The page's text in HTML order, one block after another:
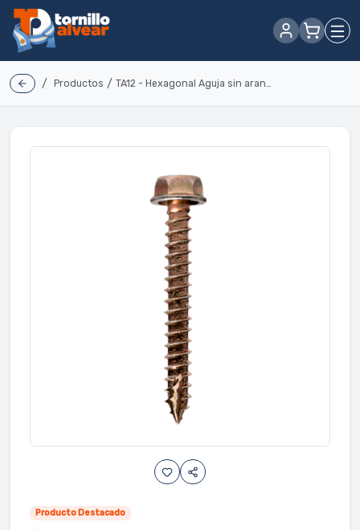
/ Productos / TA12 - Hexagonal Aguja sin arandela ranurado (vuelo chico)
Producto Destacado